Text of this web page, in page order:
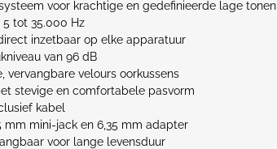
voor krachtige en gedefinieerde lage tonen
5 tot 35.000 Hz
inzetbaar op elke apparatuur
van 96 dB
vervangbare velours oorkussens
stevige en comfortabele pasvorm
kabel
mm mini-jack en 6,35 mm adapter
voor lange levensduur